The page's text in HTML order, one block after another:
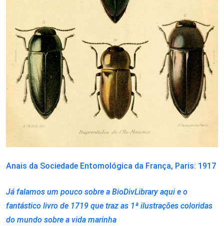
Anais da Sociedade Entomológica da França, Paris: 1917
Já falamos um pouco sobre a BioDivLibrary aqui e o
fantástico livro de 1719 que traz as 1ª ilustrações coloridas
do mundo sobre a vida marinha